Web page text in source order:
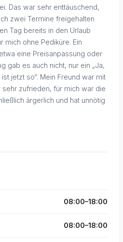
Das war sehr enttäuschend,
zwei Termine freigehalten
Tag bereits in den Urlaub
mich ohne Pediküre. Ein
eine Preisanpassung oder
gab es auch nicht, nur ein „Ja,
jetzt so“. Mein Freund war mit
sehr zufrieden, für mich war die
ärgerlich und hat unnötig
08:00–18:00
08:00–18:00